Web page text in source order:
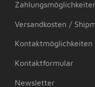
Versandkosten /
Kontaktmöglichkeiten
Kontaktformular
Newsletter